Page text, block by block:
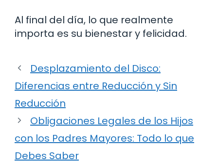
Al final del día, lo que realmente
importa es su bienestar y felicidad.
Desplazamiento del Disco:
Diferencias entre Reducción y Sin
Reducción
Obligaciones Legales de los Hijos
con los Padres Mayores: Todo lo que
Debes Saber